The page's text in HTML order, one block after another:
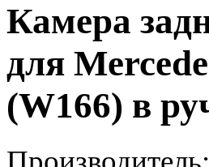
Камера
для
(W166) в